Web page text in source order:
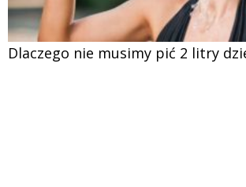
Dlaczego nie musimy pić 2 litry